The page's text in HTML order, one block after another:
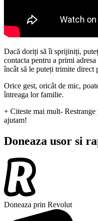
Dacă doriți să îi sprijiniți,
contacta pentru a primi
încât să le puteți trimite direct
Orice gest, oricât de mic,
întreaga lor familie.
+ Citeste mai mult- Restrange
ajutam!
Doneaza usor si
Doneaza prin Revolut